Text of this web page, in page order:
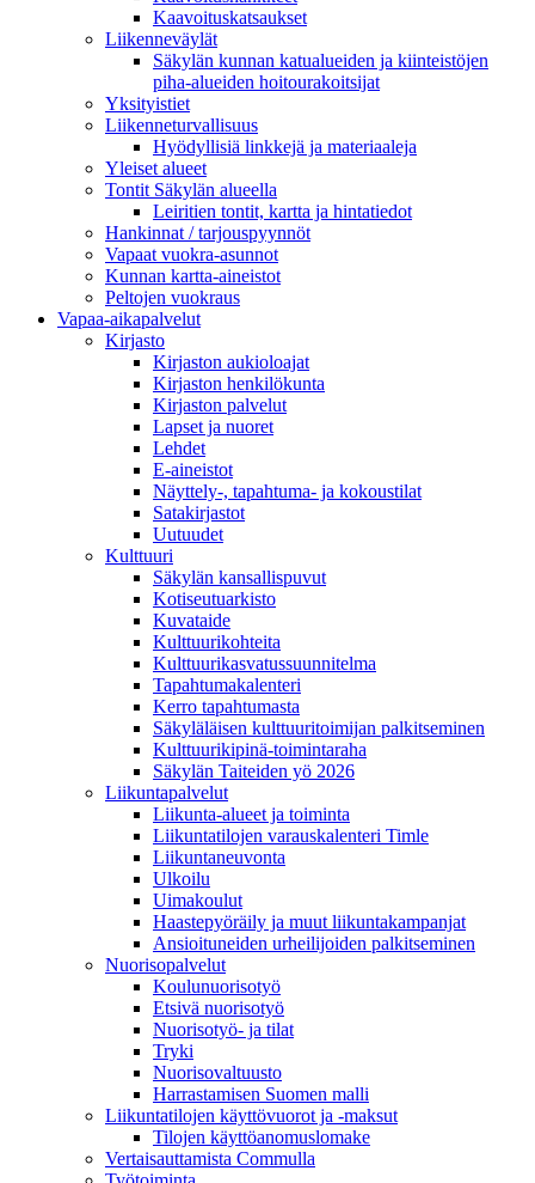
Kaavoituskatsaukset
Liikenneväylät
Säkylän kunnan katualueiden ja kiinteistöjen
piha-alueiden hoitourakoitsijat
Yksityistiet
Liikenneturvallisuus
Hyödyllisiä linkkejä ja materiaaleja
Yleiset alueet
Tontit Säkylän alueella
Leiritien tontit, kartta ja hintatiedot
Hankinnat / tarjouspyynnöt
Vapaat vuokra-asunnot
Kunnan kartta-aineistot
Peltojen vuokraus
Vapaa-aika­palvelut
Kirjasto
Kirjaston aukioloajat
Kirjaston henkilökunta
Kirjaston palvelut
Lapset ja nuoret
Lehdet
E-aineistot
Näyttely-, tapahtuma- ja kokoustilat
Satakirjastot
Uutuudet
Kulttuuri
Säkylän kansallispuvut
Kotiseutuarkisto
Kuvataide
Kulttuurikohteita
Kulttuurikasvatussuunnitelma
Tapahtumakalenteri
Kerro tapahtumasta
Säkyläläisen kulttuuritoimijan palkitseminen
Kulttuurikipinä-toimintaraha
Säkylän Taiteiden yö 2026
Liikuntapalvelut
Liikunta-alueet ja toiminta
Liikuntatilojen varauskalenteri Timle
Liikuntaneuvonta
Ulkoilu
Uimakoulut
Haastepyöräily ja muut liikuntakampanjat
Ansioituneiden urheilijoiden palkitseminen
Nuorisopalvelut
Koulunuorisotyö
Etsivä nuorisotyö
Nuorisotyö- ja tilat
Tryki
Nuorisovaltuusto
Harrastamisen Suomen malli
Liikuntatilojen käyttövuorot ja -maksut
Tilojen käyttöanomuslomake
Vertaisauttamista Commulla